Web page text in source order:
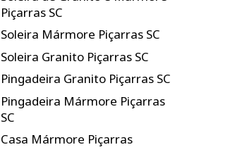
Piçarras SC
Soleira Mármore Piçarras SC
Soleira Granito Piçarras SC
Pingadeira Granito Piçarras SC
Pingadeira Mármore Piçarras
SC
Casa Mármore Piçarras